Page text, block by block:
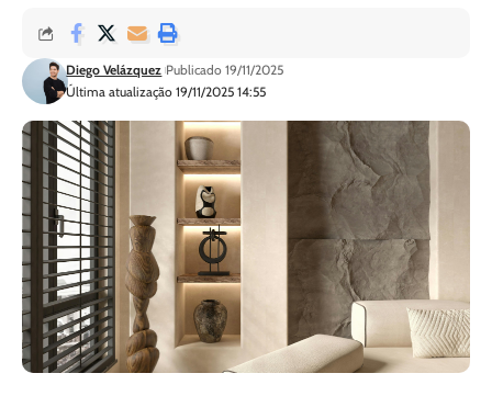
Última atualização 19/11/2025 14:55
Diego Velázquez Publicado 19/11/2025